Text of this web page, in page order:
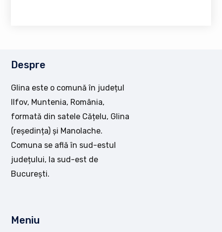
Despre
Glina este o comună în județul
Ilfov, Muntenia, România,
formată din satele Cățelu, Glina
(reședința) și Manolache.
Comuna se află în sud-estul
județului, la sud-est de
București.
Meniu